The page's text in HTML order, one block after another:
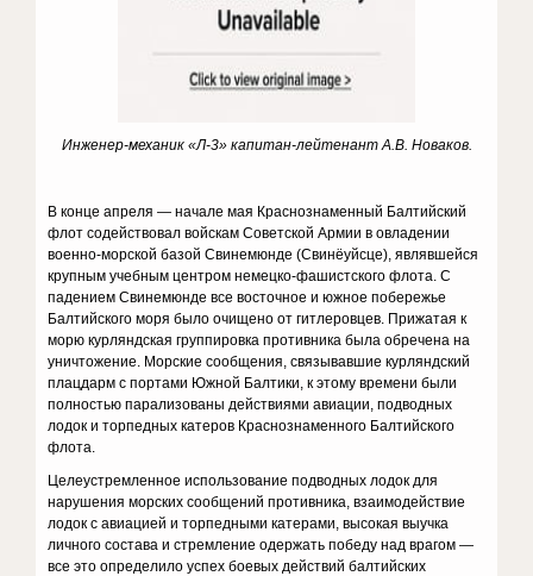
Инженер-механик «Л-3» капитан-лейтенант А.В. Новаков.
В конце апреля — начале мая Краснознаменный Балтийский
флот содействовал войскам Советской Армии в овладении
военно-морской базой Свинемюнде (Свинёуйсце), являвшейся
крупным учебным центром немецко-фашистского флота. С
падением Свинемюнде все восточное и южное побережье
Балтийского моря было очищено от гитлеровцев. Прижатая к
морю курляндская группировка противника была обречена на
уничтожение. Морские сообщения, связывавшие курляндский
плацдарм с портами Южной Балтики, к этому времени были
полностью парализованы действиями авиации, подводных
лодок и торпедных катеров Краснознаменного Балтийского
флота.
Целеустремленное использование подводных лодок для
нарушения морских сообщений противника, взаимодействие
лодок с авиацией и торпедными катерами, высокая выучка
личного состава и стремление одержать победу над врагом —
все это определило успех боевых действий балтийских